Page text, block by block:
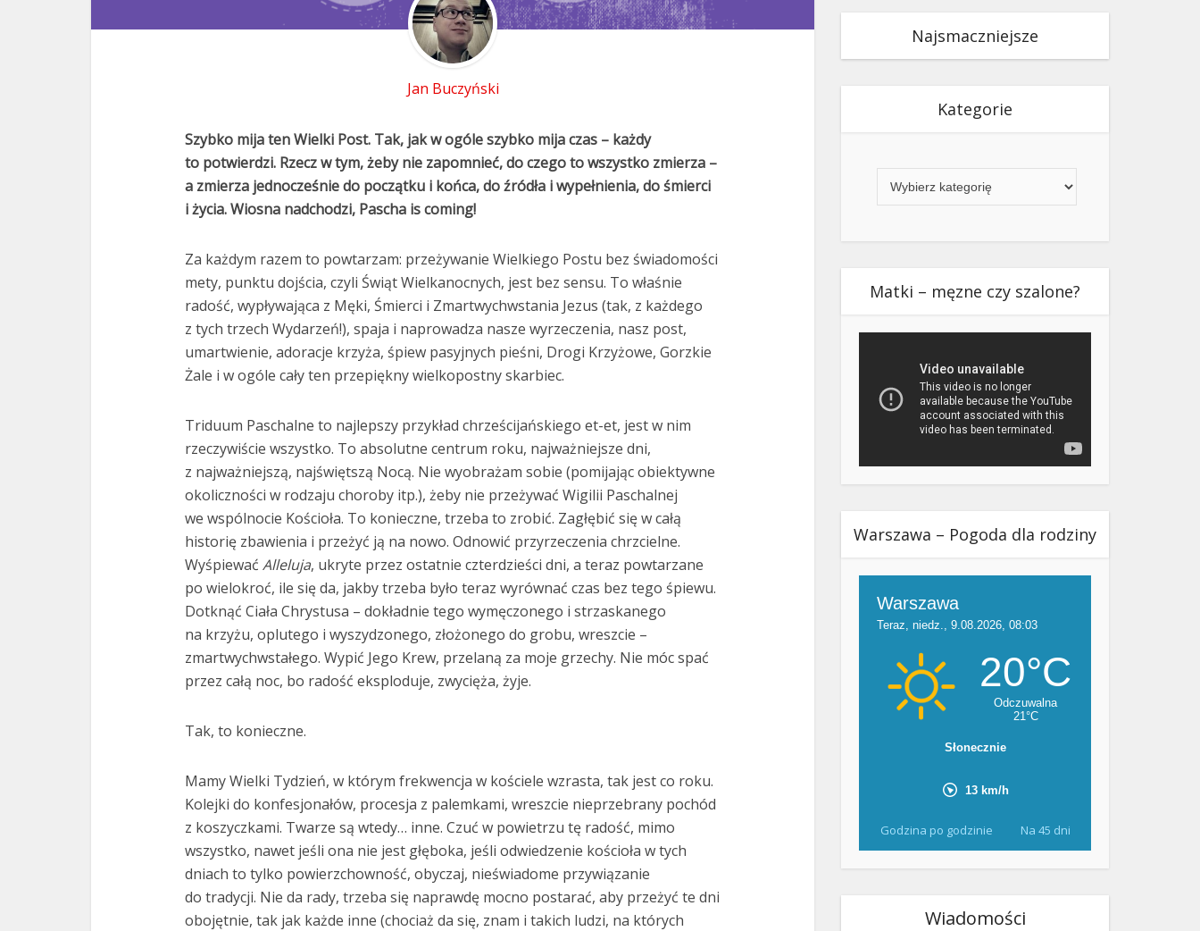
Jan Buczyński
Szybko mija ten Wielki Post. Tak, jak w ogóle szybko mija czas – każdy
to potwierdzi. Rzecz w tym, żeby nie zapomnieć, do czego to wszystko zmierza –
a zmierza jednocześnie do początku i końca, do źródła i wypełnienia, do śmierci
i życia. Wiosna nadchodzi, Pascha is coming!
Za każdym razem to powtarzam: przeżywanie Wielkiego Postu bez świadomości
mety, punktu dojścia, czyli Świąt Wielkanocnych, jest bez sensu. To właśnie
radość, wypływająca z Męki, Śmierci i Zmartwychwstania Jezus (tak, z każdego
z tych trzech Wydarzeń!), spaja i naprowadza nasze wyrzeczenia, nasz post,
umartwienie, adoracje krzyża, śpiew pasyjnych pieśni, Drogi Krzyżowe, Gorzkie
Żale i w ogóle cały ten przepiękny wielkopostny skarbiec.
Triduum Paschalne to najlepszy przykład chrześcijańskiego et-et, jest w nim
rzeczywiście wszystko. To absolutne centrum roku, najważniejsze dni,
z najważniejszą, najświętszą Nocą. Nie wyobrażam sobie (pomijając obiektywne
okoliczności w rodzaju choroby itp.), żeby nie przeżywać Wigilii Paschalnej
we wspólnocie Kościoła. To konieczne, trzeba to zrobić. Zagłębić się w całą
historię zbawienia i przeżyć ją na nowo. Odnowić przyrzeczenia chrzcielne.
Wyśpiewać Alleluja, ukryte przez ostatnie czterdzieści dni, a teraz powtarzane
po wielokroć, ile się da, jakby trzeba było teraz wyrównać czas bez tego śpiewu.
Dotknąć Ciała Chrystusa – dokładnie tego wymęczonego i strzaskanego
na krzyżu, oplutego i wyszydzonego, złożonego do grobu, wreszcie –
zmartwychwstałego. Wypić Jego Krew, przelaną za moje grzechy. Nie móc spać
przez całą noc, bo radość eksploduje, zwycięża, żyje.
Tak, to konieczne.
Mamy Wielki Tydzień, w którym frekwencja w kościele wzrasta, tak jest co roku.
Kolejki do konfesjonałów, procesja z palemkami, wreszcie nieprzebrany pochód
z koszyczkami. Twarze są wtedy… inne. Czuć w powietrzu tę radość, mimo
wszystko, nawet jeśli ona nie jest głęboka, jeśli odwiedzenie kościoła w tych
dniach to tylko powierzchowność, obyczaj, nieświadome przywiązanie
do tradycji. Nie da rady, trzeba się naprawdę mocno postarać, aby przeżyć te dni
obojętnie, tak jak każde inne (chociaż da się, znam i takich ludzi, na których
Najsmaczniejsze
Kategorie
Matki – męzne czy szalone?
Warszawa – Pogoda dla rodziny
Godzina po godzinie Na 45 dni
Wiadomości